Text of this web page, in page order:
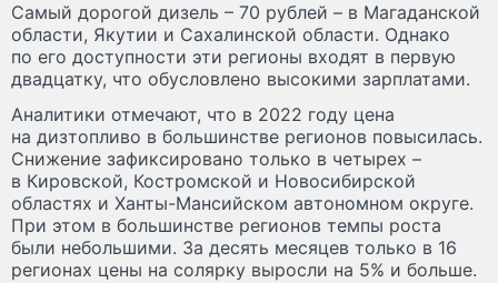
Самый дорогой дизель – 70 рублей – в Магаданской
области, Якутии и Сахалинской области. Однако
по его доступности эти регионы входят в первую
двадцатку, что обусловлено высокими зарплатами.
Аналитики отмечают, что в 2022 году цена
на дизтопливо в большинстве регионов повысилась.
Снижение зафиксировано только в четырех –
в Кировской, Костромской и Новосибирской
областях и Ханты-Мансийском автономном округе.
При этом в большинстве регионов темпы роста
были небольшими. За десять месяцев только в 16
регионах цены на солярку выросли на 5% и больше.